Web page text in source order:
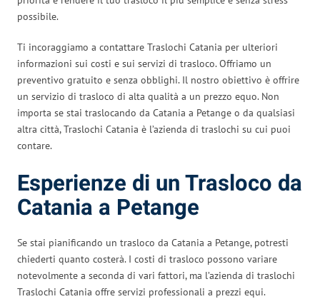
possibile.
Ti incoraggiamo a contattare Traslochi Catania per ulteriori
informazioni sui costi e sui servizi di trasloco. Offriamo un
preventivo gratuito e senza obblighi. Il nostro obiettivo è offrire
un servizio di trasloco di alta qualità a un prezzo equo. Non
importa se stai traslocando da Catania a Petange o da qualsiasi
altra città, Traslochi Catania è l’azienda di traslochi su cui puoi
contare.
Esperienze di un Trasloco da
Catania a Petange
Se stai pianificando un trasloco da Catania a Petange, potresti
chiederti quanto costerà. I costi di trasloco possono variare
notevolmente a seconda di vari fattori, ma l’azienda di traslochi
Traslochi Catania offre servizi professionali a prezzi equi.